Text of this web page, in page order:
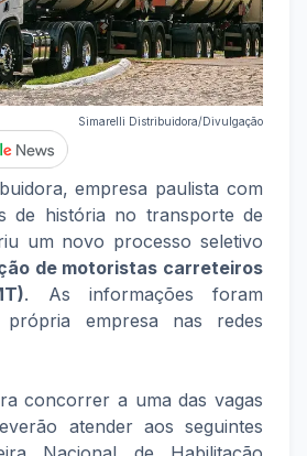
Simarelli Distribuidora/Divulgação
empresa paulista com
de história no transporte de
um novo processo seletivo
de motoristas carreteiros
. As informações foram
própria empresa nas redes
concorrer a uma das vagas
atender aos seguintes